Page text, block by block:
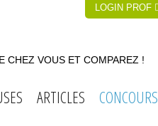
LOGIN PROF
CHEZ VOUS ET COMPAREZ !
ARTICLES CONCOURS